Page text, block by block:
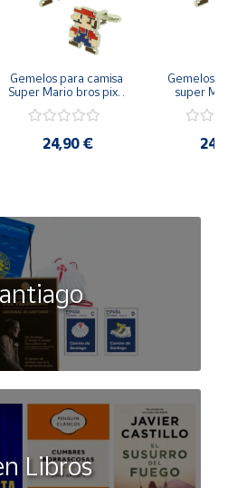
Gemelos para camisa
Super Mario bros pixel
24,90 €
Gemelos
super
Libros